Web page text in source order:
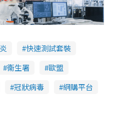
快速測試套裝
衞生署
歐盟
冠狀病毒 網購平台